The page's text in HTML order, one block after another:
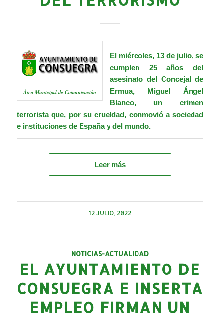
Área Municipal de Comunicación
El miércoles, 13 de julio, se
cumplen 25 años del
asesinato del Concejal de
Ermua, Miguel Ángel
Blanco, un crimen
terrorista que, por su crueldad, conmovió a sociedad
e instituciones de España y del mundo.
Leer más
12 JULIO, 2022
NOTICIAS-ACTUALIDAD
EL AYUNTAMIENTO DE
CONSUEGRA E INSERTA
EMPLEO FIRMAN UN